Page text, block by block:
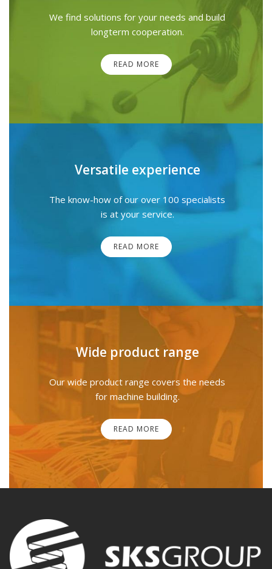
We find solutions for your needs and build
longterm cooperation.
READ MORE
Versatile experience
The know-how of our over 100 specialists
is at your service.
READ MORE
Wide product range
Our wide product range covers the needs
for machine building.
READ MORE